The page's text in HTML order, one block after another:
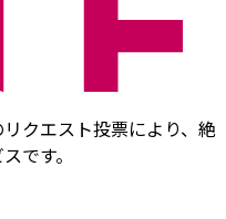
クエスト投票により、絶
です。